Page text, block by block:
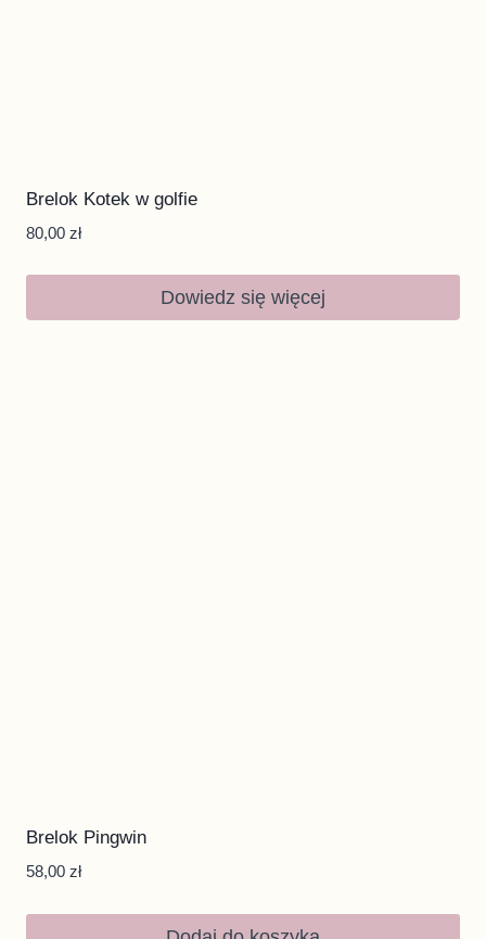
Brelok Kotek w golfie
80,00 zł
Dowiedz się więcej
Brelok Pingwin
58,00 zł